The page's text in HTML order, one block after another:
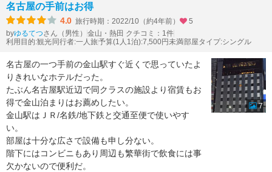
名古屋の手前はお得
4.0 旅行時期：2022/10（約4年前）
5
byゆるてつさん（男性） 金山・熱田 クチコミ：1件
利用目的:観光 同行者:一人旅予算(1人1泊):7,500円未満部屋タイプ:シングル
名古屋の一つ手前の金山駅すぐ近くで思っていたよ
りきれいなホテルだった。
たぶん名古屋駅近辺で同クラスの施設より宿賃もお
得で金山泊まりはお薦めしたい。
金山駅はＪＲ/名鉄/地下鉄と交通至便で使いやす
い。
部屋は十分な広さで設備も申し分ない。
階下にはコンビニもあり周辺も繁華街で飲食には事
欠かないので便利だ。
7